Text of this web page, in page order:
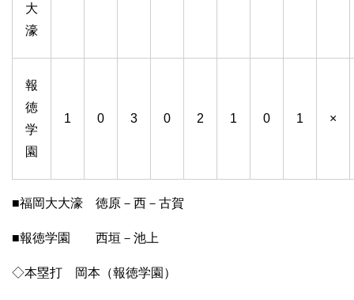
大
濠
報
徳
学
園
1 0 3 0 2 1 0 1 ×
■福岡大大濠 徳原－西－古賀
■報徳学園 西垣－池上
◇本塁打 岡本（報徳学園）